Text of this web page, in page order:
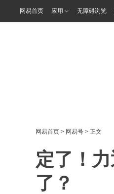
网易首页 应用 无障碍浏览
网易首页 > 网易号 > 正文
定了！
了？